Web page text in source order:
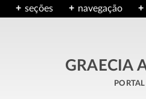
seções navegação
GRAECIA
portal